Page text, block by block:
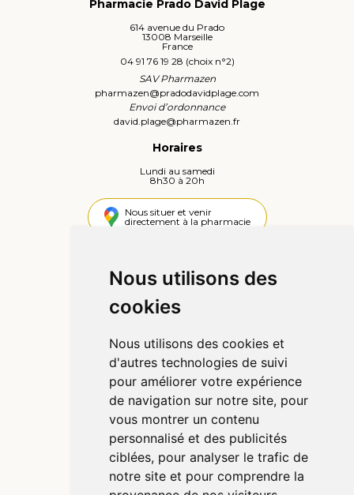
Nous utilisons des
cookies
Nous utilisons des cookies et
d'autres technologies de suivi
pour améliorer votre expérience
de navigation sur notre site, pour
vous montrer un contenu
personnalisé et des publicités
ciblées, pour analyser le trafic de
notre site et pour comprendre la
Pharmacie Prado David Plage
614 avenue du Prado
13008 Marseille
France
04 91 76 19 28 (choix n°2)
SAV Pharmazen
pharmazen@pradodavidplage.com
Envoi d’ordonnance
david.plage@pharmazen.fr
Horaires
Lundi au samedi
8h30 à 20h
Nous situer et venir
directement à la pharmacie
Informations
Qui sommes-nous ?
Poser une question
Déclarer un effet indésirable
Mentions légales
Données personnelles
Préférences Cookies